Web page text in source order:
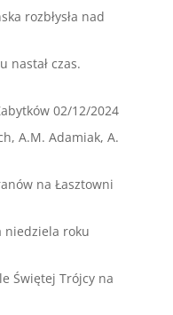
rozbłysła nad
nastał czas.
02/12/2024
A.M. Adamiak, A.
na Łasztowni
niedziela roku
Świętej Trójcy na